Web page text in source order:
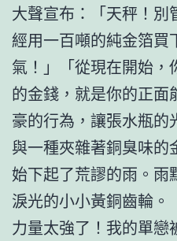
大聲宣布：「天秤！別
經用一百噸的純金箔買
氣！」「從現在開始
的金錢，就是你的正面
豪的行為，讓張水瓶的
與一種夾雜著銅臭味的
始下起了荒謬的雨。雨
淚光的小小黃銅齒輪。
力量太強了！我的單戀